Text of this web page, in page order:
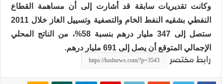
وكانت تقديريات سابقة قد أشارت إلى أن مساهمة القطاع
النفطي بشقيه النفط الخام والتصفية وتسييل الغاز خلال 2011
ستصل إلى 347 مليار درهم بنسبة 58%، من الناتج المحلي
الإجمالي المتوقع أن يصل إلى 691 مليار درهم.
رابط مختصر